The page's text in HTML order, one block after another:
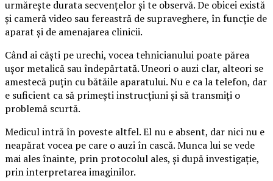
urmărește durata secvențelor și te observă. De obicei există
și cameră video sau fereastră de supraveghere, în funcție de
aparat și de amenajarea clinicii.
Când ai căști pe urechi, vocea tehnicianului poate părea
ușor metalică sau îndepărtată. Uneori o auzi clar, alteori se
amestecă puțin cu bătăile aparatului. Nu e ca la telefon, dar
e suficient ca să primești instrucțiuni și să transmiți o
problemă scurtă.
Medicul intră în poveste altfel. El nu e absent, dar nici nu e
neapărat vocea pe care o auzi în cască. Munca lui se vede
mai ales înainte, prin protocolul ales, și după investigație,
prin interpretarea imaginilor.